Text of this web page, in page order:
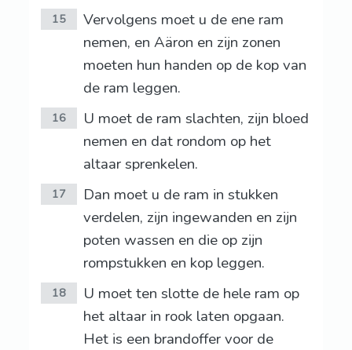
15
Vervolgens moet u de ene ram
nemen, en Aäron en zijn zonen
moeten hun handen op de kop van
de ram leggen.
16
U moet de ram slachten, zijn bloed
nemen en dat rondom op het
altaar sprenkelen.
17
Dan moet u de ram in stukken
verdelen, zijn ingewanden en zijn
poten wassen en die op zijn
rompstukken en kop leggen.
18
U moet ten slotte de hele ram op
het altaar in rook laten opgaan.
Het is een brandoffer voor de